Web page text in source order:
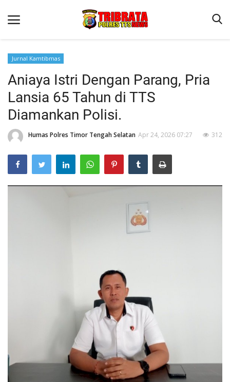
Beranda
Terms & Conditions
Reskrim
Binkam
Lantas
Giat Ops
Jurnal Kamtibmas
Aniaya Istri Dengan Parang, Pria
Lansia 65 Tahun di TTS
Diamankan Polisi.
Humas Polres Timor Tengah Selatan Apr 24, 2026 07:27 312